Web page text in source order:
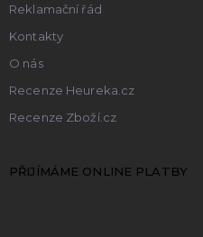
Reklamační řád
Kontakty
O nás
Recenze Heureka.cz
Recenze Zboží.cz
PŘIJÍMÁME ONLINE PLATBY